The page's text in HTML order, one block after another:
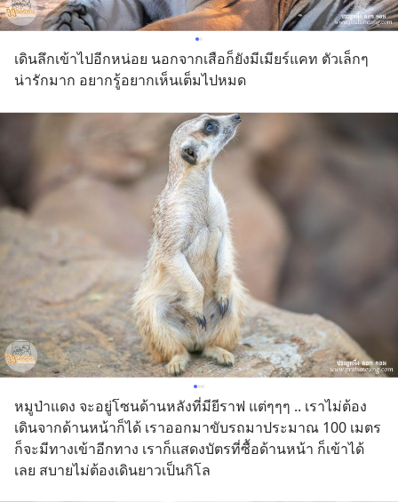
เดินลึกเข้าไปอีกหน่อย นอกจากเสือก็ยังมีเมียร์แคท ตัวเล็กๆ
น่ารักมาก อยากรู้อยากเห็นเต็มไปหมด
หมูป่าแดง จะอยู่โซนด้านหลังที่มียีราฟ แต่ๆๆๆ .. เราไม่ต้อง
เดินจากด้านหน้าก็ได้ เราออกมาขับรถมาประมาณ 100 เมตร
ก็จะมีทางเข้าอีกทาง เราก็แสดงบัตรที่ซื้อด้านหน้า ก็เข้าได้
เลย สบายไม่ต้องเดินยาวเป็นกิโล